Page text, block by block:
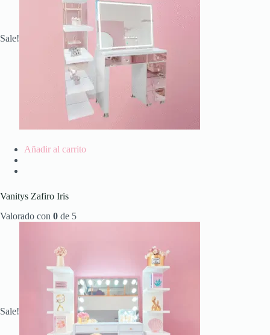
Sale!
Añadir al carrito
Vanitys Zafiro Iris
Valorado con 0 de 5
Sale!